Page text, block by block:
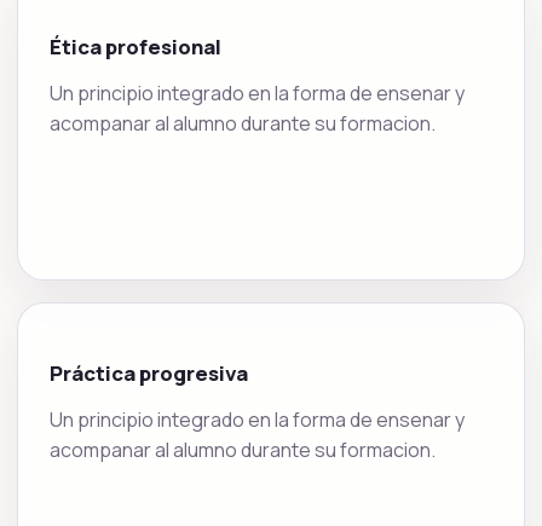
Ética profesional
Un principio integrado en la forma de ensenar y
acompanar al alumno durante su formacion.
Práctica progresiva
Un principio integrado en la forma de ensenar y
acompanar al alumno durante su formacion.